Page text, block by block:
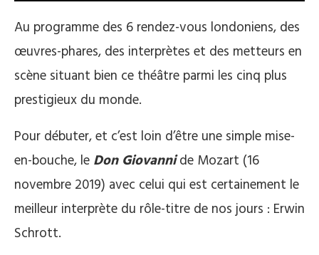
Au programme des 6 rendez-vous londoniens, des
œuvres-phares, des interprètes et des metteurs en
scène situant bien ce théâtre parmi les cinq plus
prestigieux du monde.
Pour débuter, et c’est loin d’être une simple mise-
en-bouche, le Don Giovannide Mozart (16
novembre 2019) avec celui qui est certainement le
meilleur interprète du rôle-titre de nos jours : Erwin
Schrott.